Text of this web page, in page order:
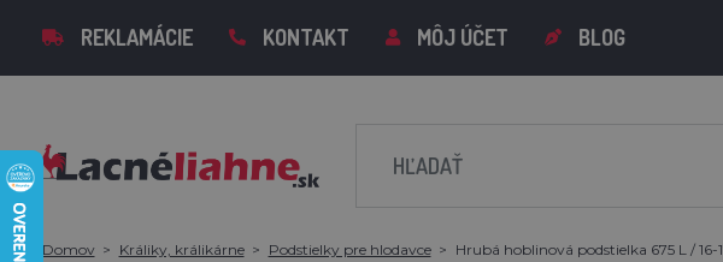
REKLAMÁCIE KONTAKT MÔJ ÚČET BLOG
Domov Králiky, králikárne Podstielky pre hlodavce Hrubá hoblinová podstielka 675 L / 16-